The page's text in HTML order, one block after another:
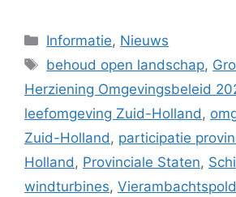
Categorieën
Informatie, Nieuws
Tags
behoud open landschap,
Herziening Omgevingsbeleid
leefomgeving Zuid-Holland,
Zuid-Holland, participatie
Holland, Provinciale Staten,
windturbines,